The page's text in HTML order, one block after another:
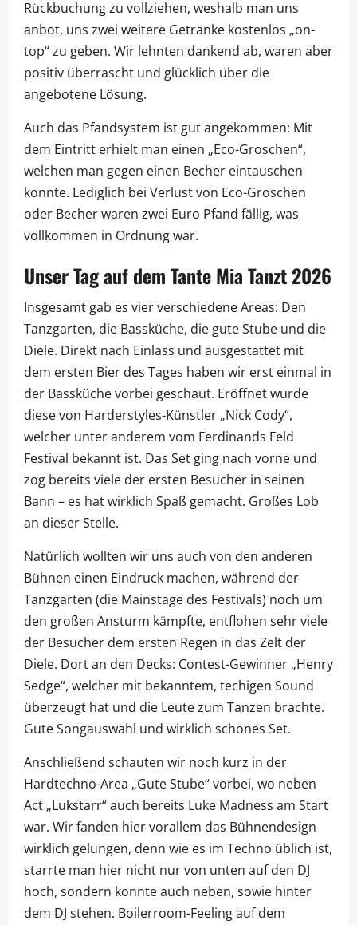
Rückbuchung zu vollziehen, weshalb man uns
anbot, uns zwei weitere Getränke kostenlos „on-
top“ zu geben. Wir lehnten dankend ab, waren aber
positiv überrascht und glücklich über die
angebotene Lösung.
Auch das Pfandsystem ist gut angekommen: Mit
dem Eintritt erhielt man einen „Eco-Groschen“,
welchen man gegen einen Becher eintauschen
konnte. Lediglich bei Verlust von Eco-Groschen
oder Becher waren zwei Euro Pfand fällig, was
vollkommen in Ordnung war.
Unser Tag auf dem Tante Mia Tanzt 2026
Insgesamt gab es vier verschiedene Areas: Den
Tanzgarten, die Bassküche, die gute Stube und die
Diele. Direkt nach Einlass und ausgestattet mit
dem ersten Bier des Tages haben wir erst einmal in
der Bassküche vorbei geschaut. Eröffnet wurde
diese von Harderstyles-Künstler „Nick Cody“,
welcher unter anderem vom Ferdinands Feld
Festival bekannt ist. Das Set ging nach vorne und
zog bereits viele der ersten Besucher in seinen
Bann – es hat wirklich Spaß gemacht. Großes Lob
an dieser Stelle.
Natürlich wollten wir uns auch von den anderen
Bühnen einen Eindruck machen, während der
Tanzgarten (die Mainstage des Festivals) noch um
den großen Ansturm kämpfte, entflohen sehr viele
der Besucher dem ersten Regen in das Zelt der
Diele. Dort an den Decks: Contest-Gewinner „Henry
Sedge“, welcher mit bekanntem, techigen Sound
überzeugt hat und die Leute zum Tanzen brachte.
Gute Songauswahl und wirklich schönes Set.
Anschließend schauten wir noch kurz in der
Hardtechno-Area „Gute Stube“ vorbei, wo neben
Act „Lukstarr“ auch bereits Luke Madness am Start
war. Wir fanden hier vorallem das Bühnendesign
wirklich gelungen, denn wie es im Techno üblich ist,
starrte man hier nicht nur von unten auf den DJ
hoch, sondern konnte auch neben, sowie hinter
dem DJ stehen. Boilerroom-Feeling auf dem